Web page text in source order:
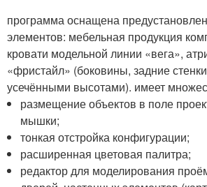
программа оснащена
элементов: мебельная продукция
кровати модельной линии «вега»,
«фристайл» (боковины, задние
усечёнными высотами). имеет
размещение объектов в поле
мышки;
тонкая отстройка конфигурации;
расширенная цветовая палитра;
редактор для моделирования